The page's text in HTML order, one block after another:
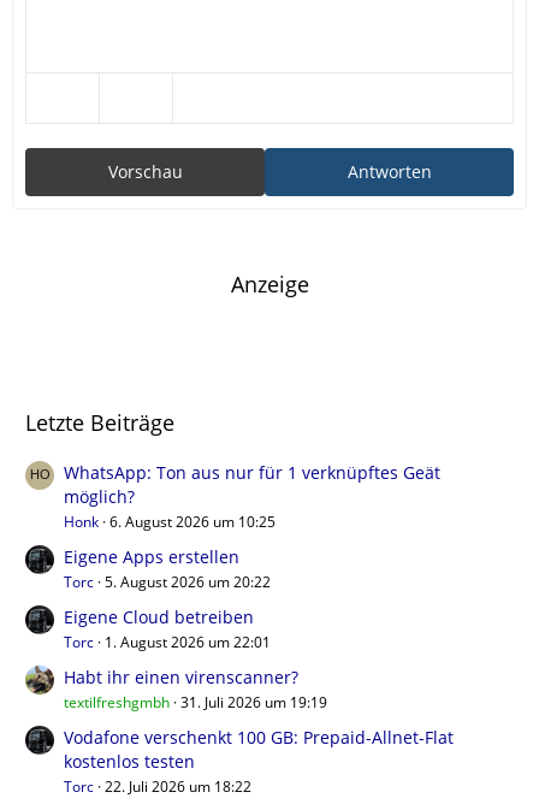
Antworten
Vorschau
Anzeige
Letzte Beiträge
WhatsApp: Ton aus nur für 1 verknüpftes Geät
möglich?
Honk 6. August 2026 um 10:25
Eigene Apps erstellen
Torc 5. August 2026 um 20:22
Eigene Cloud betreiben
Torc 1. August 2026 um 22:01
Habt ihr einen virenscanner?
textilfreshgmbh 31. Juli 2026 um 19:19
Vodafone verschenkt 100 GB: Prepaid-Allnet-Flat
kostenlos testen
Torc 22. Juli 2026 um 18:22